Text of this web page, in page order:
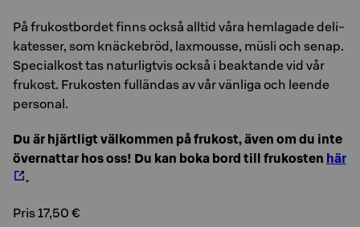
På fru­kost­bor­det finns också all­tid våra hem­la­ga­de de­li­
ka­tes­ser, som knäc­ke­bröd, lax­mous­se, müsli och senap.
Specialkost tas naturligtvis också i beaktande vid vår
frukost. Fru­kosten full­än­das av vår vän­li­ga och le­en­de
per­so­nal.
Du är hjärt­ligt väl­kom­men på fru­kost, även om du inte
över­nat­tar hos oss! Du kan boka bord till frukosten här
.
Pris 17,50 €